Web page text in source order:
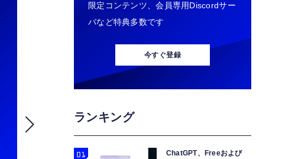
限定コンテンツ、会員専用Discordサー
バなど特典多数です
今すぐ登録
ランキング
ChatGPT、Freeおよび